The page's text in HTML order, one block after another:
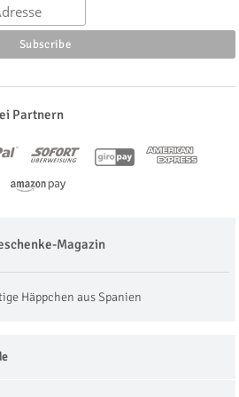
Partnern
Magazin
Häppchen aus Spanien